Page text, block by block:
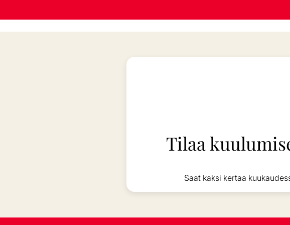
Tilaa
Saat kaksi kertaa